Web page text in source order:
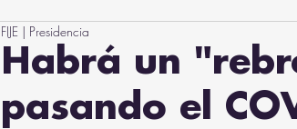
Habrá un
pasando el
FIJE | Presidencia